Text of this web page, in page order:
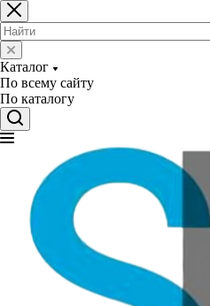
Каталог
По всему сайту
По каталогу